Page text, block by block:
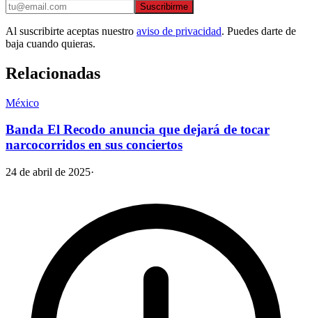
Suscribirme
Al suscribirte aceptas nuestro aviso de privacidad. Puedes darte de
baja cuando quieras.
Relacionadas
México
Banda El Recodo anuncia que dejará de tocar
narcocorridos en sus conciertos
24 de abril de 2025·